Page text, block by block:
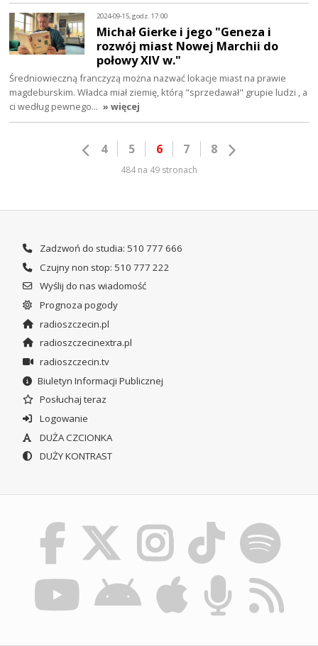
2024-09-15, godz. 17:00
Michał Gierke i jego "Geneza i
rozwój miast Nowej Marchii do
połowy XIV w."
Średniowieczną franczyzą można nazwać lokacje miast na prawie
magdeburskim. Władca miał ziemię, którą "sprzedawał" grupie ludzi , a
ci według pewnego… » więcej
4 5 6 7 8
484 na 49 stronach
Zadzwoń do studia: 510 777 666
Czujny non stop: 510 777 222
Wyślij do nas wiadomość
Prognoza pogody
radioszczecin.pl
radioszczecinextra.pl
radioszczecin.tv
Biuletyn Informacji Publicznej
Posłuchaj teraz
Logowanie
DUŻA CZCIONKA
DUŻY KONTRAST